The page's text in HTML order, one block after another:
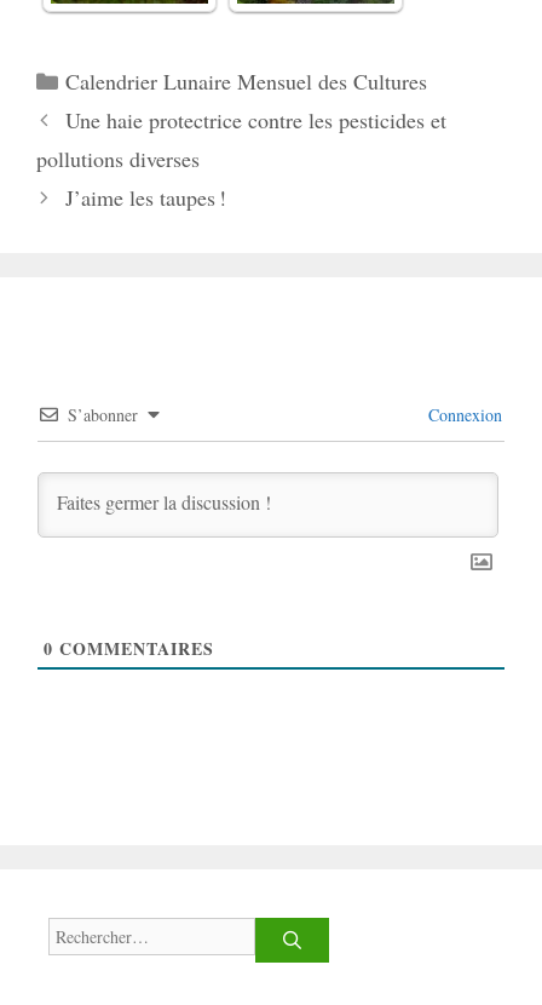
Catégories
Calendrier Lunaire Mensuel des Cultures
Une haie protectrice contre les pesticides et
pollutions diverses
J’aime les taupes !
S’abonner Connexion
0 COMMENTAIRES
Rechercher :